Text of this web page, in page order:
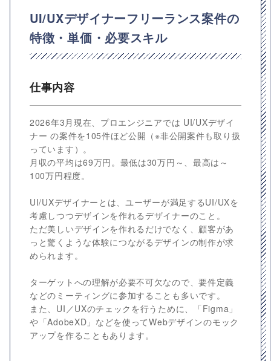
UI/UXデザイナーフリーランス案件の
特徴・単価・必要スキル
仕事内容
2026年3月現在、プロエンジニアでは UI/UXデザイ
ナー の案件を105件ほど公開（※非公開案件も取り扱
っています）。
月収の平均は69万円。最低は30万円～、最高は～
100万円程度。
UI/UXデザイナーとは、ユーザーが満足するUI/UXを
考慮しつつデザインを作れるデザイナーのこと。
ただ美しいデザインを作れるだけでなく、顧客があ
っと驚くような体験につながるデザインの制作が求
められます。
ターゲットへの理解が必要不可欠なので、要件定義
などのミーティングに参加することも多いです。
また、UI／UXのチェックを行うために、「Figma」
や「AdobeXD」などを使ってWebデザインのモック
アップを作ることもあります。